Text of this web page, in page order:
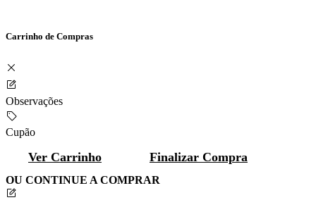
Carrinho de Compras
Observações
Cupão
Ver Carrinho Finalizar Compra
OU CONTINUE A COMPRAR